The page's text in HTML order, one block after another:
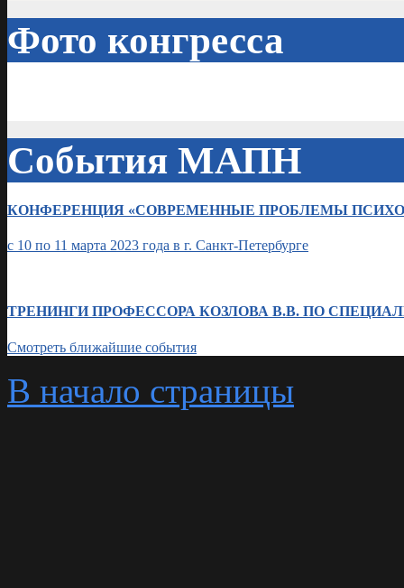
Фото конгресса
События МАПН
КОНФЕРЕНЦИЯ «СОВРЕМЕННЫЕ ПРОБЛЕМЫ
с 10 по 11 марта 2023 года в г. Санкт-Петербурге
ТРЕНИНГИ ПРОФЕССОРА КОЗЛОВА В.В. ПО
Смотреть ближайшие события
В начало страницы